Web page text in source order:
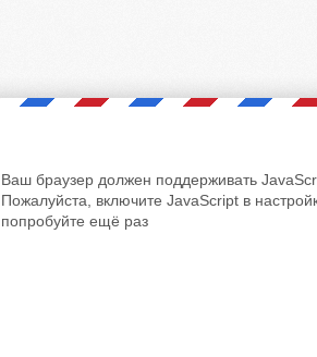
Ваш браузер должен поддерживать
Пожалуйста, включите JavaScript в
попробуйте ещё раз